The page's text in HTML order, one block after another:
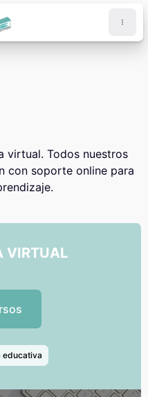
virtual. Todos nuestros
con soporte online para
VIRTUAL
educativa